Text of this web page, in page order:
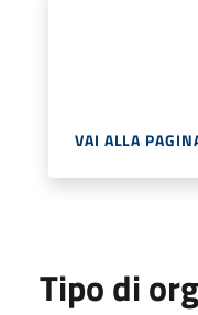
VAI ALLA
Tipo di